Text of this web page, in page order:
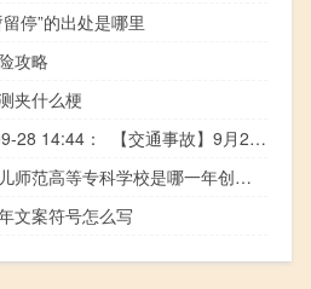
停”的出处是哪里
攻略
夹什么梗
2023-09-28 14:44： 【交通事故】9月28日14时43分，S1成万高速成绵复线段，（成都至绵阳方向）什邡北路段，发生一起多车追尾事故，请过往车辆谨慎驾驶，注意安全。 ​​​
常州幼儿师范高等专科学校是哪一年创办的
文案符号怎么写